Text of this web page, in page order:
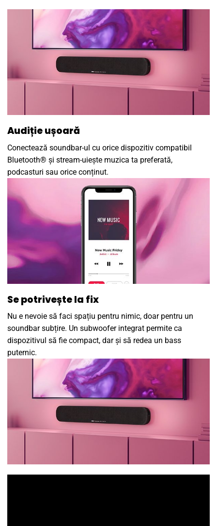
Audiție ușoară
Conectează soundbar-ul cu orice dispozitiv compatibil
Bluetooth® și stream-uiește muzica ta preferată,
podcasturi sau orice conținut.
Se potrivește la fix
Nu e nevoie să faci spațiu pentru nimic, doar pentru un
soundbar subțire. Un subwoofer integrat permite ca
dispozitivul să fie compact, dar și să redea un bass
puternic.